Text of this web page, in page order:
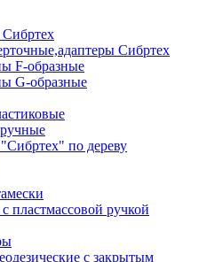
Сибртех
F-образные
G-образные
по дереву
пластмассовой ручкой
с закрытым